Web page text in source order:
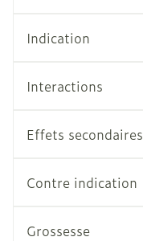
Indication
Interactions
Effets secondaires
Contre indication
Grossesse